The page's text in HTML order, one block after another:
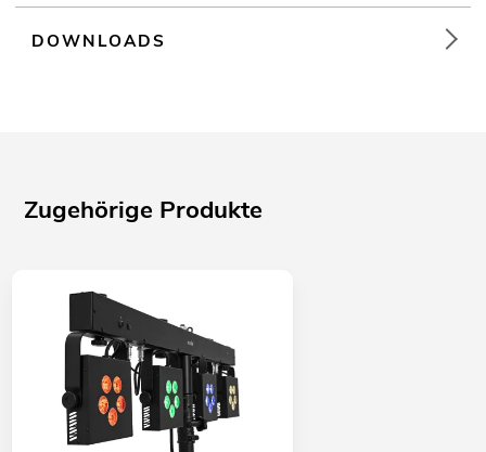
DOWNLOADS
Zugehörige Produkte